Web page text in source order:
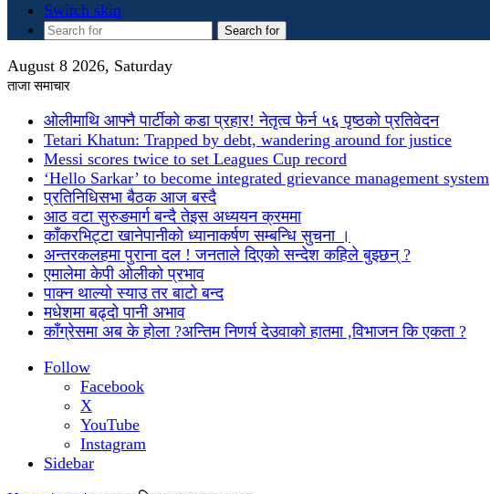
Switch skin
Search for
August 8 2026, Saturday
ताजा समाचार
ओलीमाथि आफ्नै पार्टीको कडा प्रहार! नेतृत्व फेर्न ५६ पृष्ठको प्रतिवेदन
Tetari Khatun: Trapped by debt, wandering around for justice
Messi scores twice to set Leagues Cup record
‘Hello Sarkar’ to become integrated grievance management system
प्रतिनिधिसभा बैठक आज बस्दै
आठ वटा सुरुङमार्ग बन्दै तेइस अध्ययन क्रममा
काँकरभिट्टा खानेपानीको ध्यानाकर्षण सम्बन्धि सुचना ।
अन्तरकलहमा पुराना दल ! जनताले दिएको सन्देश कहिले बुझ्छन् ?
एमालेमा केपी ओलीको प्रभाव
पाक्न थाल्यो स्याउ तर बाटो बन्द
मधेशमा बढ्दो पानी अभाव
काँग्रेसमा अब के होला ?अन्तिम निणर्य देउवाको हातमा ,विभाजन कि एकता ?
Follow
Facebook
X
YouTube
Instagram
Sidebar